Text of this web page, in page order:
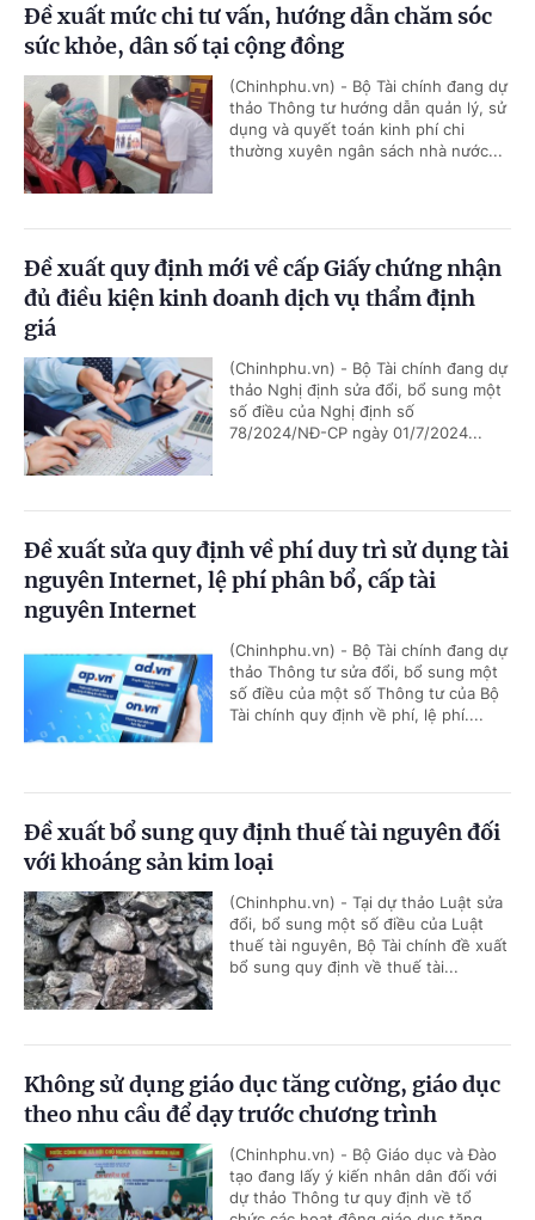
Đề xuất mức chi tư vấn, hướng dẫn chăm sóc
sức khỏe, dân số tại cộng đồng
(Chinhphu.vn) - Bộ Tài chính đang dự
thảo Thông tư hướng dẫn quản lý, sử
dụng và quyết toán kinh phí chi
thường xuyên ngân sách nhà nước...
Đề xuất quy định mới về cấp Giấy chứng nhận
đủ điều kiện kinh doanh dịch vụ thẩm định
giá
(Chinhphu.vn) - Bộ Tài chính đang dự
thảo Nghị định sửa đổi, bổ sung một
số điều của Nghị định số
78/2024/NĐ-CP ngày 01/7/2024...
Đề xuất sửa quy định về phí duy trì sử dụng tài
nguyên Internet, lệ phí phân bổ, cấp tài
nguyên Internet
(Chinhphu.vn) - Bộ Tài chính đang dự
thảo Thông tư sửa đổi, bổ sung một
số điều của một số Thông tư của Bộ
Tài chính quy định về phí, lệ phí....
Đề xuất bổ sung quy định thuế tài nguyên đối
với khoáng sản kim loại
(Chinhphu.vn) - Tại dự thảo Luật sửa
đổi, bổ sung một số điều của Luật
thuế tài nguyên, Bộ Tài chính đề xuất
bổ sung quy định về thuế tài...
Không sử dụng giáo dục tăng cường, giáo dục
theo nhu cầu để dạy trước chương trình
(Chinhphu.vn) - Bộ Giáo dục và Đào
tạo đang lấy ý kiến nhân dân đối với
dự thảo Thông tư quy định về tổ